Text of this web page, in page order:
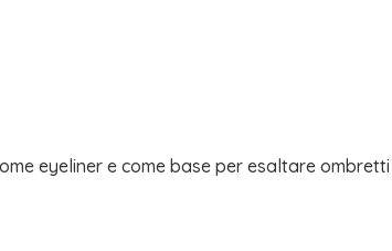
eyeliner e come base per esaltare